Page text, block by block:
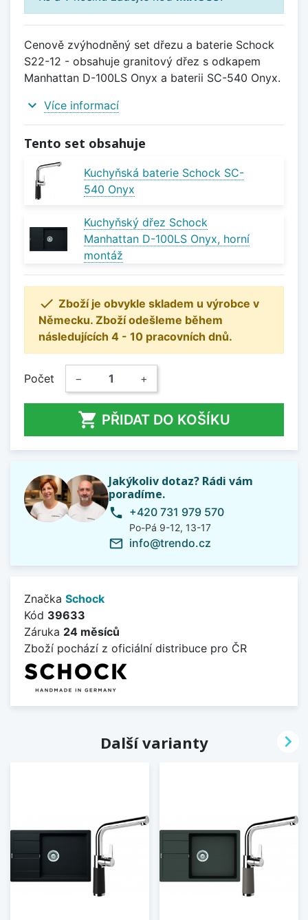
Cenově zvýhodněný set dřezu a baterie Schock
S22-12 - obsahuje granitový dřez s odkapem
Manhattan D-100LS Onyx a baterii SC-540 Onyx.
expand_more Více informací
Tento set obsahuje
Kuchyňská baterie Schock SC-
540 Onyx
Kuchyňský dřez Schock
Manhattan D-100LS Onyx, horní
montáž
 Zboží je obvykle skladem u výrobce v
Německu. Zboží odešleme během
následujících 4 - 10 pracovních dnů.
Počet − +
 PŘIDAT DO KOŠÍKU
Jakýkoliv dotaz? Rádi vám
poradíme.
phone +420 731 979 570
Po-Pá 9-12, 13-17
mail_outline info@trendo.cz
Značka Schock
Kód 39633
Záruka 24 měsíců
Zboží pochází z oficiální distribuce pro ČR
Další varianty 